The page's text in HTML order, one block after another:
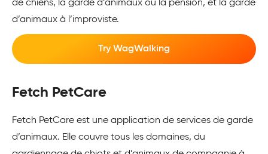
de chiens, la garde d’animaux ou la pension, et la garde
d’animaux à l’improviste.
Try WagWalking
Fetch PetCare
Fetch PetCare est une application de services de garde
d’animaux. Elle couvre tous les domaines, du